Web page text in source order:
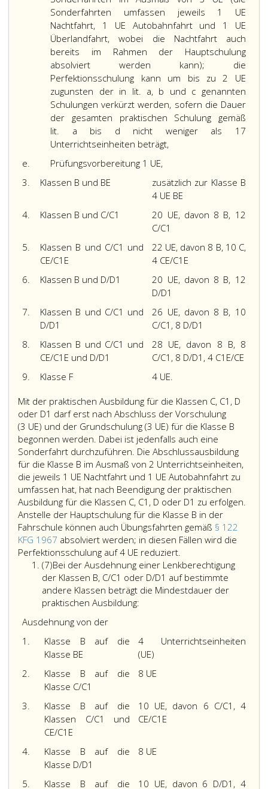
in
den
zu
führenden
Aufzeichnungen
festzuhalten
und
zu
begründen.
erfolgen
so
kann
die
Nachtfahrt
auch
im
Rahmen
der
Ausbildung
für
eine
andere
Klasse
werden.
Nachtfahrten
sich
Fahrten
bei
oder
zwischen
dem
(Beginn
der
zivilen
Abenddämmerung)
und
Sonnenaufgang
durchgeführt
werden.
Wenn
Übungsfahrten
gemäß
Paragraph
122,
KFG
absolviert
werden,
so
keine
Nachtfahrt
im
der
Fahrschulausbildung
durchgeführt
werden;
auch
dann,
wenn
Sonderfahrten umfassen jeweils 1 UE
Nachtfahrt, 1 UE Autobahnfahrt und 1 UE
Überlandfahrt, wobei die Nachtfahrt auch
bereits im Rahmen der Hauptschulung
absolviert werden kann); die
Perfektionsschulung kann um bis zu 2 UE
zugunsten der in lit. a, b und c genannten
Schulungen verkürzt werden, sofern die Dauer
der gesamten praktischen Schulung gemäß
lit. a bis d nicht weniger als 17
Unterrichtseinheiten beträgt,Perfektionsschulung
einschließlich
Sonderfahrten
im
Ausmaß
3
UE
(die
Sonderfahrten
jeweils
1
UE
Nachtfahrt,
UE
und
1
UE
Überlandfahrt,
wobei
die
Nachtfahrt
auch
bereits
im
Rahmen
der
Hauptschulung
absolviert
werden
kann
UE
e.
Prüfungsvorbereitung 1 UE,
3.
Klassen B und BE
zusätzlich zur Klasse B
4 UE BE
4.
Klassen B und C/C1
20 UE, davon 8 B, 12
C/C1
5.
Klassen B und C/C1 und
CE/C1E
22 UE, davon 8 B, 10 C,
4 CE/C1E
6.
Klassen B und D/D1
20 UE, davon 8 B, 12
D/D1
7.
Klassen B und C/C1 und
D/D1
26 UE, davon 8 B, 10
C/C1, 8 D/D1
8.
Klassen B und C/C1 und
CE/C1E und D/D1
28 UE, davon 8 B, 8
C/C1, 8 D/D1, 4 C1E/CE
9.
Klasse F 4 UE.
Mit der praktischen Ausbildung für die Klassen C, C1, D
oder D1 darf erst nach Abschluss der Vorschulung
(3 UE) und der Grundschulung (3 UE) für die Klasse B
begonnen werden. Dabei ist jedenfalls auch eine
Sonderfahrt durchzuführen. Die Abschlussausbildung
für die Klasse B im Ausmaß von 2 Unterrichtseinheiten,
die jeweils 1 UE Nachtfahrt und 1 UE Autobahnfahrt zu
umfassen hat, hat nach Beendigung der praktischen
Ausbildung für die Klassen C, C1, D oder D1 zu erfolgen.
Anstelle der Hauptschulung für die Klasse B in der
Fahrschule können auch Übungsfahrten gemäß § 122
KFG 1967 absolviert werden; in diesen Fällen wird die
Perfektionsschulung auf 4 UE reduziert.
der
praktischen
Ausbildung
C,
darf
(3 UE)
(7)Absatz
7
Bei der Ausdehnung einer Lenkberechtigung
der Klassen B, C/C1 oder D/D1 auf bestimmte
andere Klassen beträgt die Mindestdauer der
praktischen Ausbildung:
Ausdehnung von der
1.
Klasse B auf die
Klasse BE
4 Unterrichtseinheiten
(UE)
2.
Klasse B auf die
Klasse C/C1
8 UE
3.
Klasse B auf die
Klassen C/C1 und
CE/C1E
10 UE, davon 6 C/C1, 4
CE/C1E
4.
Klasse B auf die
Klasse D/D1
8 UE
5. Klasse B auf die 10 UE, davon 6 D/D1, 4